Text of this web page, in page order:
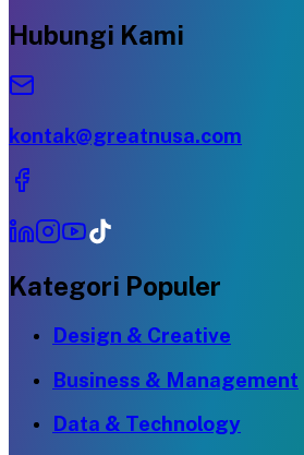
Hubungi Kami
kontak@greatnusa.com
Kategori Populer
Design & Creative
Business & Management
Data & Technology